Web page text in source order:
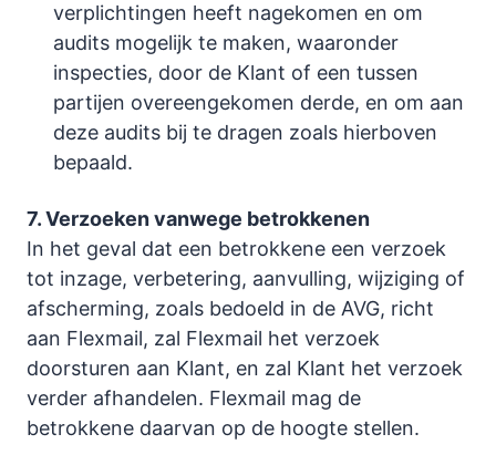
verplichtingen heeft nagekomen en om
audits mogelijk te maken, waaronder
inspecties, door de Klant of een tussen
partijen overeengekomen derde, en om aan
deze audits bij te dragen zoals hierboven
bepaald.
7. Verzoeken vanwege betrokkenen
In het geval dat een betrokkene een verzoek
tot inzage, verbetering, aanvulling, wijziging of
afscherming, zoals bedoeld in de AVG, richt
aan Flexmail, zal Flexmail het verzoek
doorsturen aan Klant, en zal Klant het verzoek
verder afhandelen. Flexmail mag de
betrokkene daarvan op de hoogte stellen.